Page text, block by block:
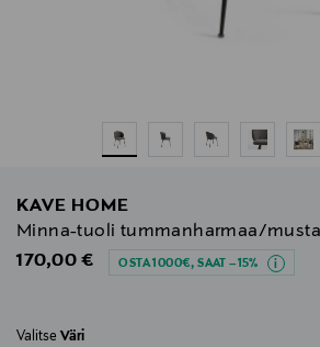
KAVE HOME
Minna-tuoli tummanharmaa/musta
Original Price
170,00 € OSTA 1000€, SAAT –15%
Valitse Väri